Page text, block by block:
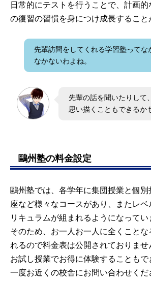
日常的にテストを行うことで、計画
の復習の習慣を身につけ成長すること
先輩訪問をしてくれる学習塾ってな
なかないわよね。
先輩の話を聞いたりして
思い描くこともできるか
鷗州塾の料金設定
鷗州塾では、各学年に集団授業と個
座など様々なコースがあり、またレベ
リキュラムが組まれるようになってい
そのため、お一人お一人に全くこと
れるので料金表は公開されておりませ
お試し授業でお得に体験することも
一度お近くの校舎にお問い合わせくだ